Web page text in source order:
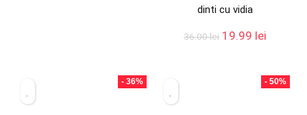
dinti cu vidia
36.00lei 19.99 lei
- 36% - 50%